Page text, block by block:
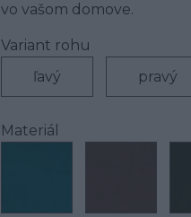
vo vašom domove.
Variant rohu
ľavý
pravý
Materiál